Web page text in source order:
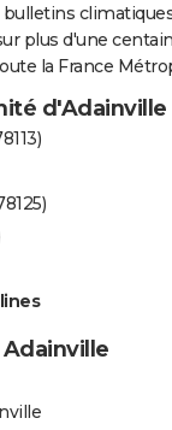
plus d'une
la France
d'Adainville
Adainville